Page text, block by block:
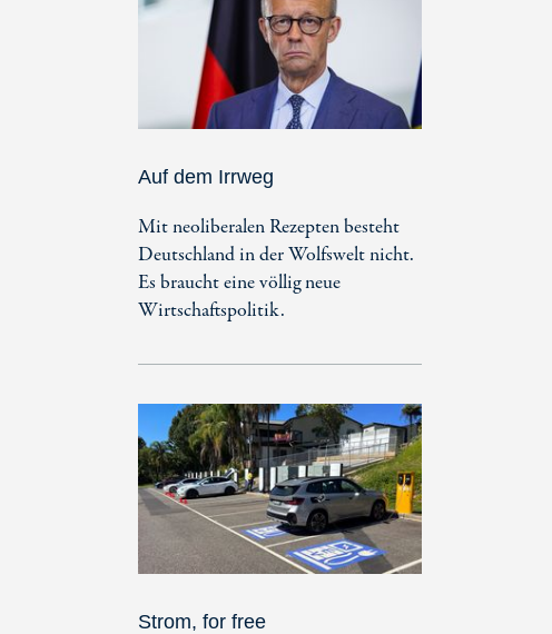
Auf dem Irrweg
Mit neoliberalen Rezepten besteht
Deutschland in der Wolfswelt nicht.
Es braucht eine völlig neue
Wirtschaftspolitik.
Strom, for free